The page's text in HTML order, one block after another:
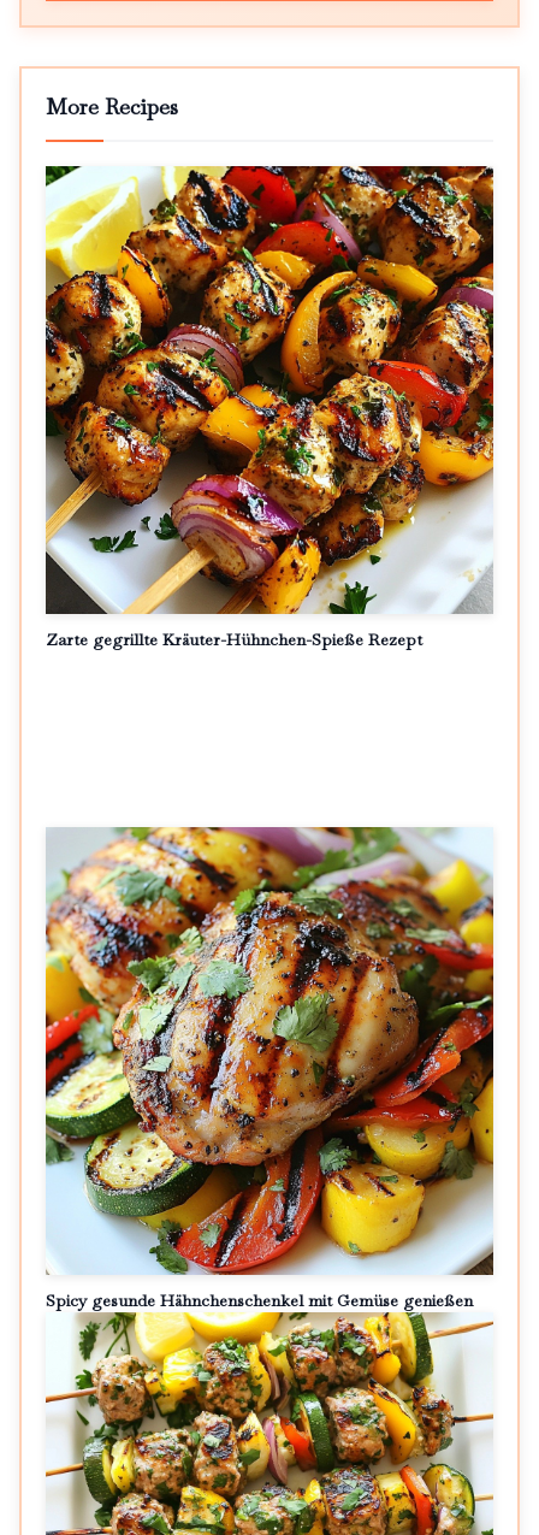
More Recipes
Zarte gegrillte Kräuter-Hühnchen-Spieße Rezept
Spicy gesunde Hähnchenschenkel mit Gemüse genießen